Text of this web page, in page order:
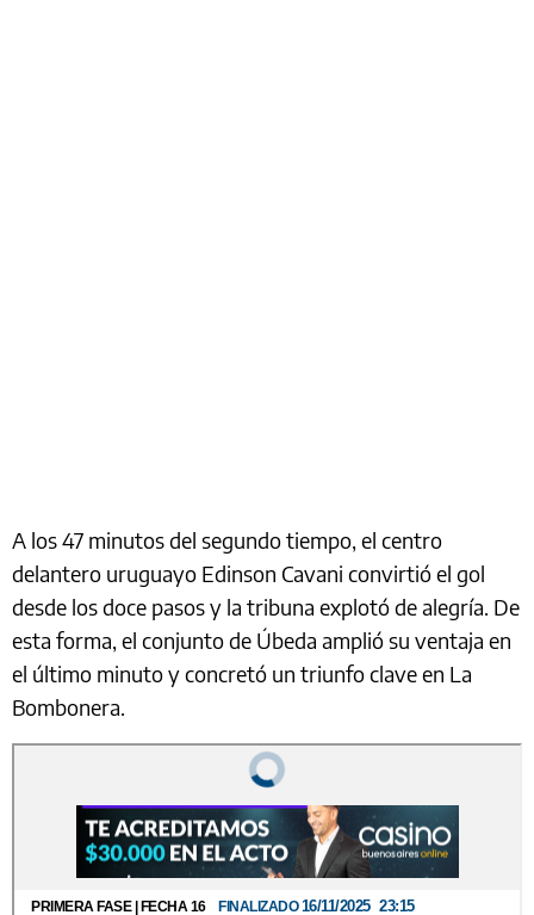
A los 47 minutos del segundo tiempo, el centro
delantero uruguayo Edinson Cavani convirtió el gol
desde los doce pasos y la tribuna explotó de alegría. De
esta forma, el conjunto de Úbeda amplió su ventaja en
el último minuto y concretó un triunfo clave en La
Bombonera.